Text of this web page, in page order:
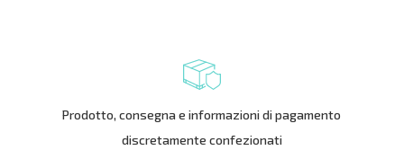
Prodotto, consegna e informazioni di pagamento
discretamente confezionati